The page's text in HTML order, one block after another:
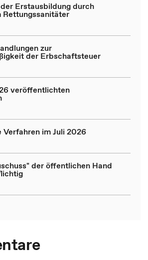
Erstausbildung durch
Rettungssanitäter
zur
der Erbschaftsteuer
veröffentlichten
Verfahren im Juli 2026
der öffentlichen Hand